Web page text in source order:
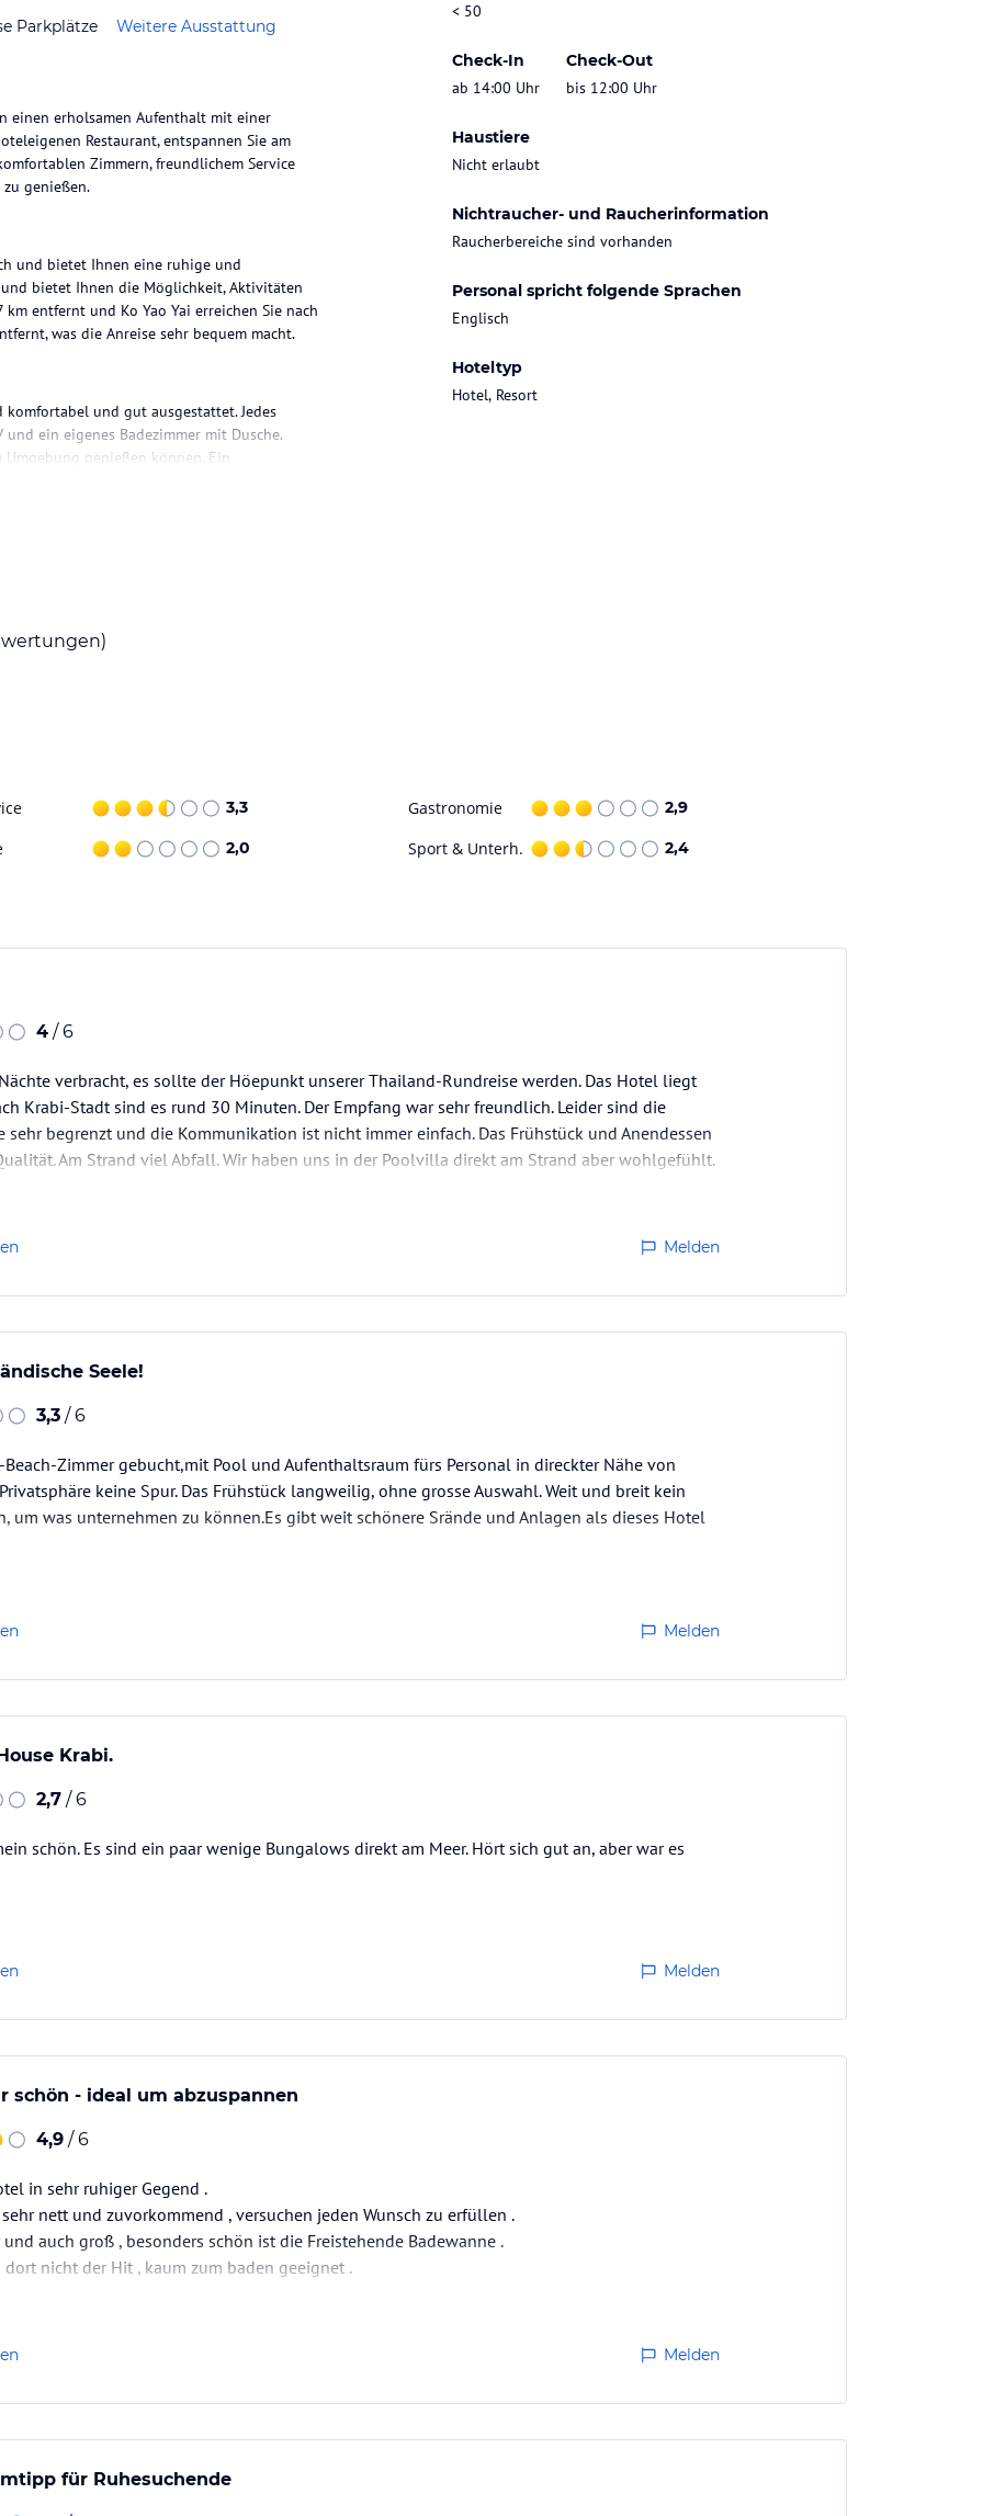
Parkplätze Weitere Ausstattung
< 50
Check-In
ab 14:00 Uhr
Check-Out
bis 12:00 Uhr
Haustiere
Nicht erlaubt
Nichtraucher- und Raucherinformation
Raucherbereiche sind vorhanden
Personal spricht folgende Sprachen
Englisch
Hoteltyp
Hotel, Resort
einen erholsamen Aufenthalt mit einer
Restaurant, entspannen Sie am
Zimmern, freundlichem Service
genießen.
und bietet Ihnen eine ruhige und
bietet Ihnen die Möglichkeit, Aktivitäten
entfernt und Ko Yao Yai erreichen Sie nach
was die Anreise sehr bequem macht.
und gut ausgestattet. Jedes
ein eigenes Badezimmer mit Dusche.
genießen können. Ein
zu verstauen.
Aktivitäten, um Ihren Aufenthalt angenehm
in der Umgebung. Nach
genießen. Die 24-Stunden-Rezeption
zu sein. Kostenloses WLAN ist ebenfalls
3,3 Gastronomie 2,9
2,0 Sport & Unterh. 2,4
4 / 6
verbracht, es sollte der Höepunkt unserer Thailand-Rundreise werden. Das Hotel liegt
Krabi-Stadt sind es rund 30 Minuten. Der Empfang war sehr freundlich. Leider sind die
sehr begrenzt und die Kommunikation ist nicht immer einfach. Das Frühstück und Anendessen
Am Strand viel Abfall. Wir haben uns in der Poolvilla direkt am Strand aber wohlgefühlt.
Melden
Seele!
3,3 / 6
Zimmer gebucht,mit Pool und Aufenthaltsraum fürs Personal in direckter Nähe von
keine Spur. Das Frühstück langweilig, ohne grosse Auswahl. Weit und breit kein
um was unternehmen zu können.Es gibt weit schönere Srände und Anlagen als dieses Hotel
Melden
Krabi.
2,7 / 6
schön. Es sind ein paar wenige Bungalows direkt am Meer. Hört sich gut an, aber war es
Melden
schön - ideal um abzuspannen
4,9 / 6
in sehr ruhiger Gegend .
nett und zuvorkommend , versuchen jeden Wunsch zu erfüllen .
auch groß , besonders schön ist die Freistehende Badewanne .
dort nicht der Hit , kaum zum baden geeignet .
3 Nächte empfehlen
Melden
für Ruhesuchende